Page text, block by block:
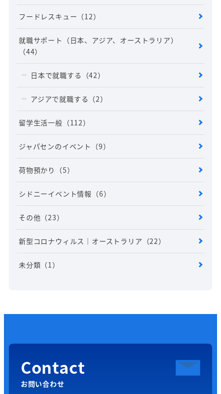
フードレスキュー （12）
就職サポート（日本、アジア、オーストラリア）
（44）
日本で就職する （42）
アジアで就職する （2）
留学生活一般 （112）
ジャパセンのイベント （9）
荷物預かり （5）
シドニーイベント情報 （6）
その他 （23）
新型コロナウィルス｜オーストラリア （22）
未分類 （1）
Contact
お問い合わせ